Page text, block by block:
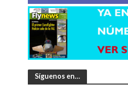
Síguenos en…